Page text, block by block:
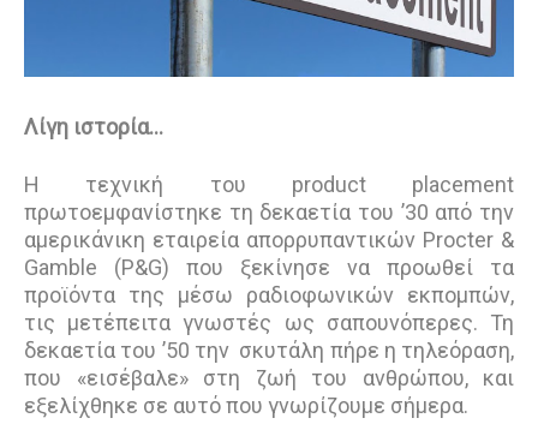
Λίγη ιστορία…
Η τεχνική του product placement
πρωτοεμφανίστηκε τη δεκαετία του ’30 από την
αμερικάνικη εταιρεία απορρυπαντικών Procter &
Gamble (P&G) που ξεκίνησε να προωθεί τα
προϊόντα της μέσω ραδιοφωνικών εκπομπών,
τις μετέπειτα γνωστές ως σαπουνόπερες. Τη
δεκαετία του ’50 την σκυτάλη πήρε η τηλεόραση,
που «εισέβαλε» στη ζωή του ανθρώπου, και
εξελίχθηκε σε αυτό που γνωρίζουμε σήμερα.